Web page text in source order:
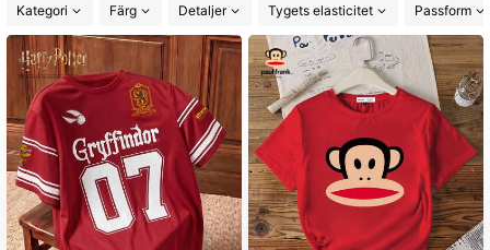
Nya Höstlook
Kategori
Färg Detaljer Tygets elasticitet Passform